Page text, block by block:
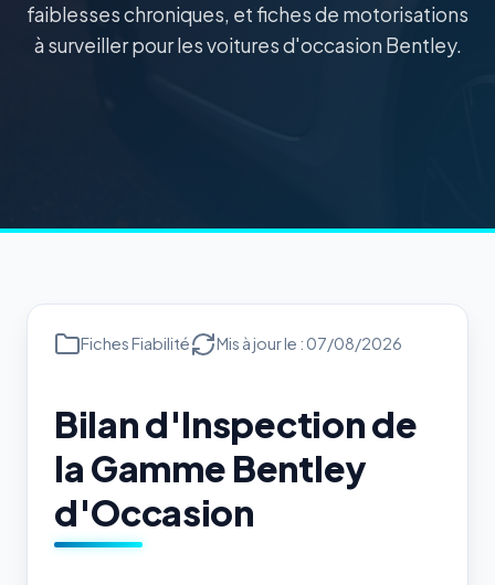
faiblesses chroniques, et fiches de motorisations
à surveiller pour les voitures d'occasion Bentley.
Fiches Fiabilité Mis à jour le : 07/08/2026
Bilan d'Inspection de
la Gamme Bentley
d'Occasion